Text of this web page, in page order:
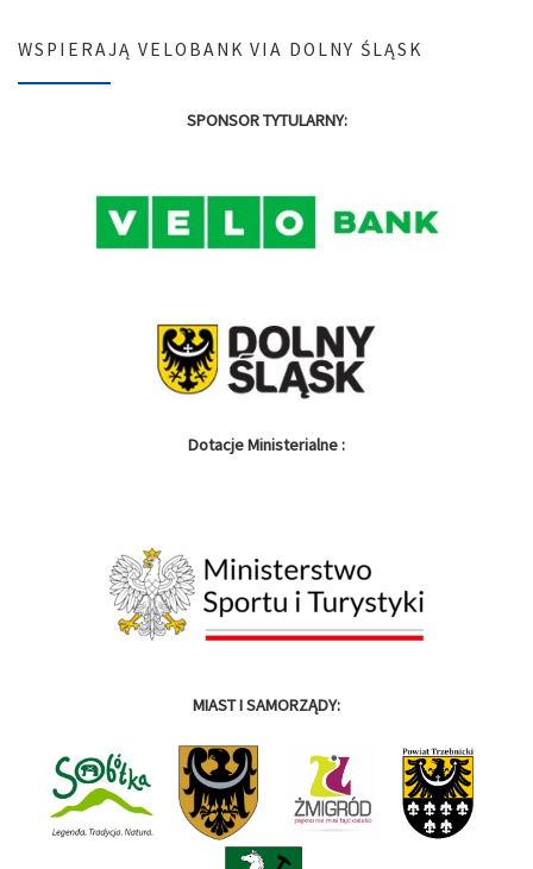
WSPIERAJĄ VELOBANK VIA DOLNY ŚLĄSK
SPONSOR TYTULARNY:
Dotacje Ministerialne :
MIAST I SAMORZĄDY: